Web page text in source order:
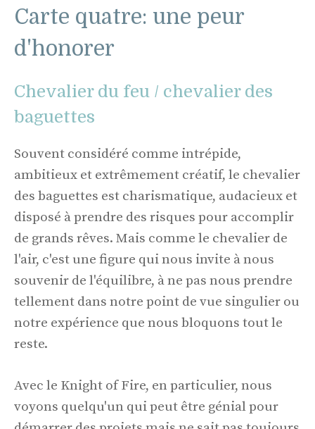
Carte quatre: une peur
d'honorer
Chevalier du feu / chevalier des
baguettes
Souvent considéré comme intrépide,
ambitieux et extrêmement créatif, le chevalier
des baguettes est charismatique, audacieux et
disposé à prendre des risques pour accomplir
de grands rêves. Mais comme le chevalier de
l'air, c'est une figure qui nous invite à nous
souvenir de l'équilibre, à ne pas nous prendre
tellement dans notre point de vue singulier ou
notre expérience que nous bloquons tout le
reste.
Avec le Knight of Fire, en particulier, nous
voyons quelqu'un qui peut être génial pour